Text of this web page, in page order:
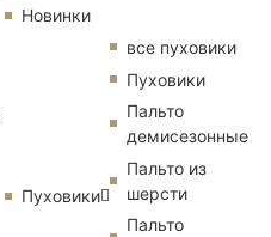
Новинки
Пуховики
все пуховики
Пуховики
Пальто
демисезонные
Пальто из
шерсти
Пальто